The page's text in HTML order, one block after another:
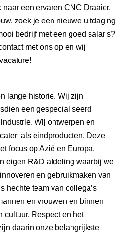
naar een ervaren CNC Draaier.
zoek je een nieuwe uitdaging
bedrijf met een goed salaris?
met ons op en wij
lange historie. Wij zijn
een gespecialiseerd
Wij ontwerpen en
als eindproducten. Deze
focus op Azië en Europa.
eigen R&D afdeling waarbij we
en gebruikmaken van
hechte team van collega’s
en vrouwen en binnen
cultuur. Respect en het
daarin onze belangrijkste